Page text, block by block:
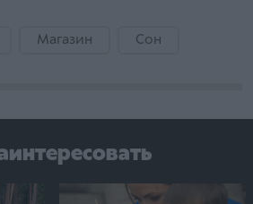
Магазин Сон